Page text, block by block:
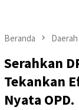
Beranda Daerah
Serahkan
Tekankan
Nyata OPD.